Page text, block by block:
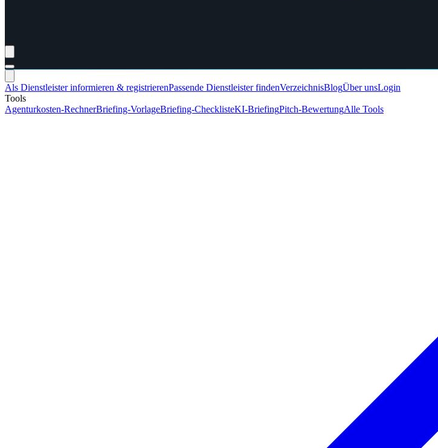
Als Dienstleister informieren & registrierenPassende Dienstleister findenVerzeichnisBlogÜber unsLogin
Tools
Agenturkosten-RechnerBriefing-VorlageBriefing-ChecklisteKI-BriefingPitch-BewertungAlle Tools